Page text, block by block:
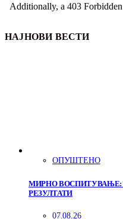
НАЈНОВИ ВЕСТИ
ОПУШТЕНО
МИРНО
РЕЗУЛТАТИ
07.08.26